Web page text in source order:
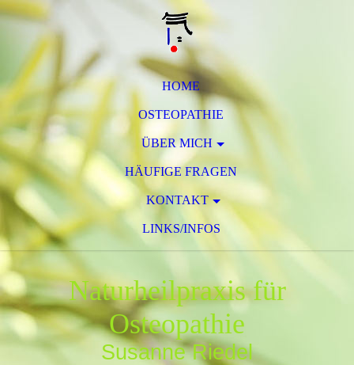
HOME
OSTEOPATHIE
ÜBER MICH
HÄUFIGE FRAGEN
KONTAKT
LINKS/INFOS
Naturheilpraxis für
Osteopathie
Susanne Riedel